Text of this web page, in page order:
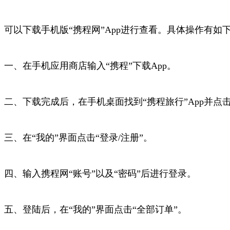
可以下载手机版“携程网”App进行查看。具体操作有如
一、在手机应用商店输入“携程”下载App。
二、下载完成后，在手机桌面找到“携程旅行”App并点击
三、在“我的”界面点击“登录/注册”。
四、输入携程网“账号”以及“密码”后进行登录。
五、登陆后，在“我的”界面点击“全部订单”。